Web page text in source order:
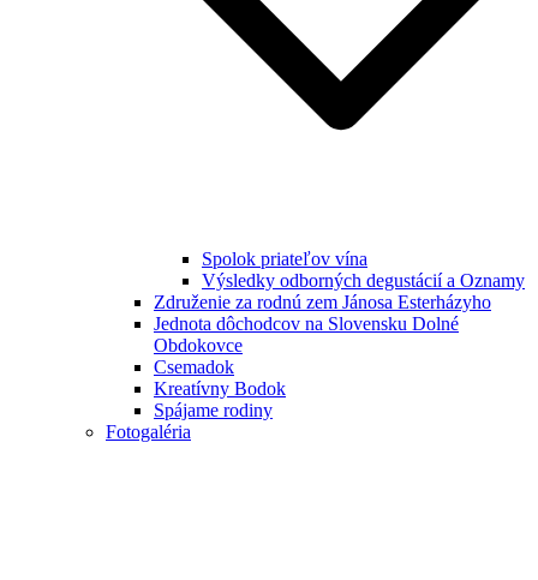
Spolok priateľov vína
Výsledky odborných degustácií a Oznamy
Združenie za rodnú zem Jánosa Esterházyho
Jednota dôchodcov na Slovensku Dolné
Obdokovce
Csemadok
Kreatívny Bodok
Spájame rodiny
Fotogaléria